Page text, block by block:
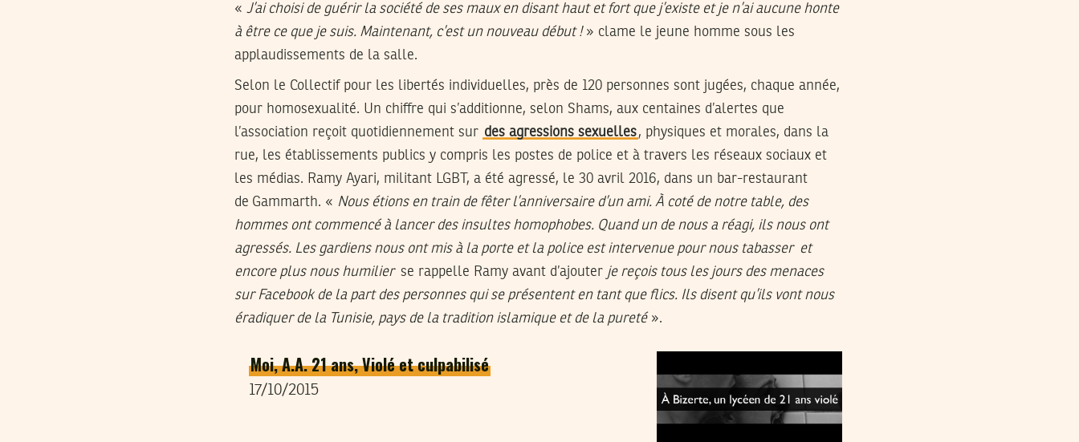
« J’ai choisi de guérir la société de ses maux en disant haut et fort que j’existe et je n’ai aucune honte
à être ce que je suis. Maintenant, c’est un nouveau début !» clame le jeune homme sous les
applaudissements de la salle.
Selon le Collectif pour les libertés individuelles, près de 120 personnes sont jugées, chaque année,
pour homosexualité. Un chiffre qui s’additionne, selon Shams, aux centaines d’alertes que
l’association reçoit quotidiennement sur des agressions sexuelles, physiques et morales, dans la
rue, les établissements publics y compris les postes de police et à travers les réseaux sociaux et
les médias. Ramy Ayari, militant LGBT, a été agressé, le 30 avril 2016, dans un bar-restaurant
de Gammarth. « Nous étions en train de fêter l’anniversaire d’un ami. À coté de notre table, des
hommes ont commencé à lancer des insultes homophobes. Quand un de nous a réagi, ils nous ont
agressés. Les gardiens nous ont mis à la porte et la police est intervenue pour nous tabasser et
encore plus nous humilier se rappelle Ramy avant d’ajouter je reçois tous les jours des menaces
sur Facebook de la part des personnes qui se présentent en tant que flics. Ils disent qu’ils vont nous
éradiquer de la Tunisie, pays de la tradition islamique et de la pureté».
Moi, A.A. 21 ans, Violé et culpabilisé
17/10/2015